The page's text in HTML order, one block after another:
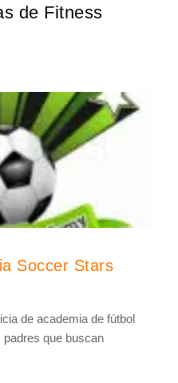
de Fitness
Soccer Stars
de academia de fútbol
que buscan